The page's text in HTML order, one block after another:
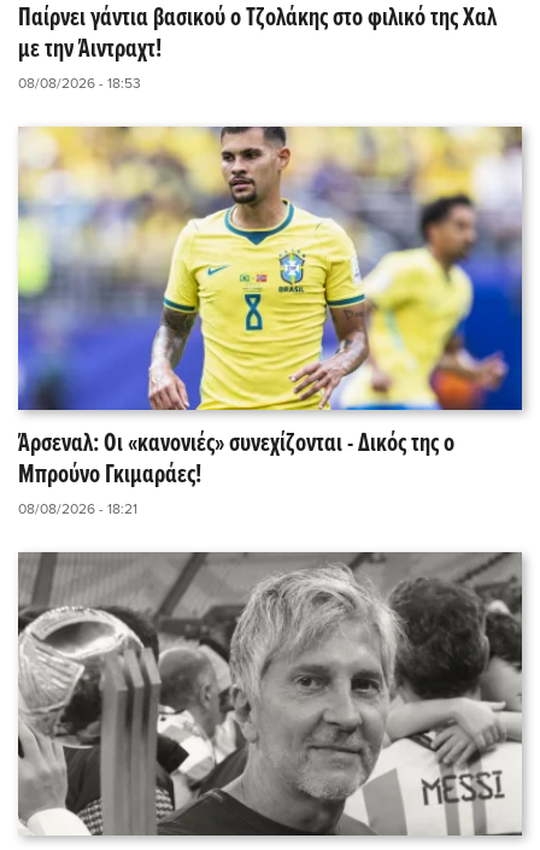
Παίρνει γάντια βασικού ο Τζολάκης στο φιλικό της Χαλ
με την Άιντραχτ!
08/08/2026 - 18:53
Άρσεναλ: Οι «κανονιές» συνεχίζονται - Δικός της ο
Μπρούνο Γκιμαράες!
08/08/2026 - 18:21